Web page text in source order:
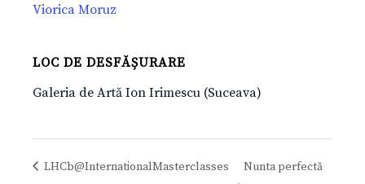
Viorica Moruz
LOC DE DESFĂȘURARE
Galeria de Artă Ion Irimescu (Suceava)
LHCb@InternationalMasterclasses Nunta perfectă